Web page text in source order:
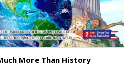
More Than History